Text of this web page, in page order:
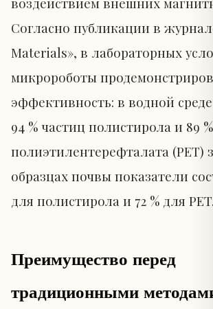
Согласно публикации в журнале
Materials», в лабораторных
микророботы
эффективность: в водной среде
94 % частиц полистирола и 89 %
полиэтилентерефталата (PET)
образцах почвы показатели
для полистирола и 72 % для PET.
Преимущество перед
традиционными